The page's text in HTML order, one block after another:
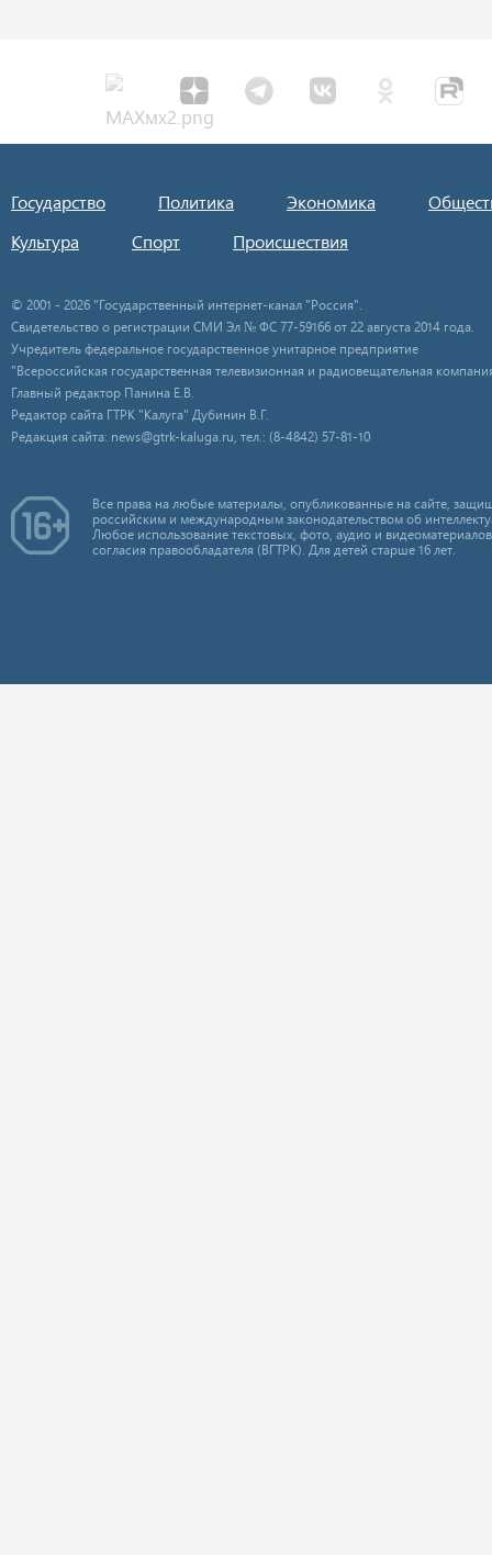
Государство Политика Экономика
Культура
Спорт Происшествия
© 2001 - 2026 "Государственный интернет-канал "Россия".
Свидетельство о регистрации СМИ Эл № ФС 77-59166 от 22 августа 2014 года.
Учредитель федеральное государственное унитарное предприятие
"Всероссийская государственная телевизионная и радиовещательная
Главный редактор Панина Е.В.
Редактор сайта ГТРК "Калуга" Дубинин В.Г.
Редакция сайта: news@gtrk-kaluga.ru, тел.: (8-4842) 57-81-10
Все права на любые материалы, опубликованные на сайте,
российским и международным законодательством об
Любое использование текстовых, фото, аудио и
согласия правообладателя (ВГТРК). Для детей старше 16 лет.